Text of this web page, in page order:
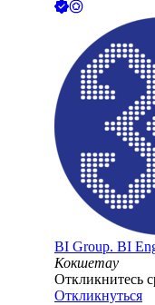
BI Group. BI
Кокшетау
Откликнитесь
Откликнуться